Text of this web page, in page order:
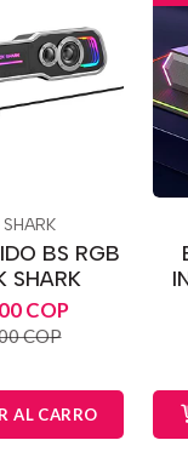
BS RGB
SHARK
COP
COP
AL CARRO